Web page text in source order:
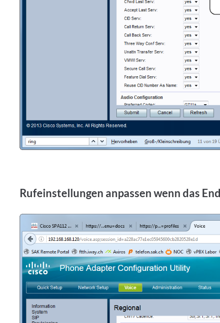
Rufeinstellungen anpassen wenn das